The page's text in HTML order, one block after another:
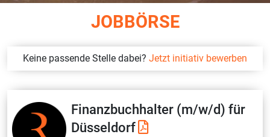
JOBBÖRSE
Keine passende Stelle dabei? Jetzt initiativ bewerben
Finanzbuchhalter (m/w/d) für
Düsseldorf